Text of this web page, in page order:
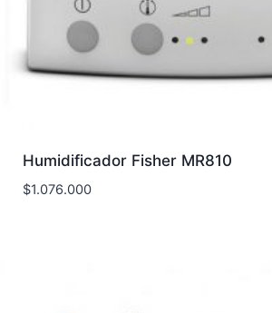
Humidificador Fisher MR810
$1.076.000